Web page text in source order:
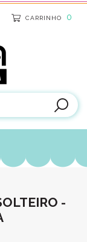
CARRINHO 0
-